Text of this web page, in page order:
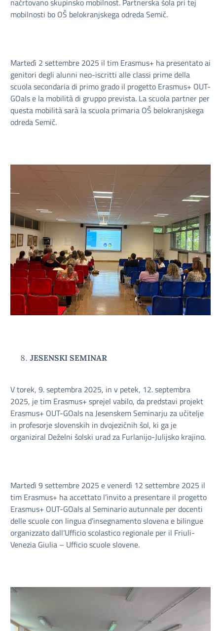
načrtovano skupinsko mobilnost. Partnerska šola pri tej
mobilnosti bo OŠ belokranjskega odreda Semič.
Martedì 2 settembre 2025 il tim Erasmus+ ha presentato ai
genitori degli alunni neo-iscritti alle classi prime della
scuola secondaria di primo grado il progetto Erasmus+ OUT-
GOals e la mobilità di gruppo prevista. La scuola partner per
questa mobilità sarà la scuola primaria OŠ belokranjskega
odreda Semič.
JESENSKI SEMINAR
V torek, 9. septembra 2025, in v petek, 12. septembra
2025, je tim Erasmus+ sprejel vabilo, da predstavi projekt
Erasmus+ OUT-GOals na Jesenskem Seminarju za učitelje
in profesorje slovenskih in dvojezičnih šol, ki ga je
organiziral Deželni šolski urad za Furlanijo-Julijsko krajino.
Martedì 9 settembre 2025 e venerdì 12 settembre 2025 il
tim Erasmus+ ha accettato l’invito a presentare il progetto
Erasmus+ OUT-GOals al Seminario autunnale per docenti
delle scuole con lingua d’insegnamento slovena e bilingue
organizzato dall’Ufficio scolastico regionale per il Friuli-
Venezia Giulia – Ufficio scuole slovene.